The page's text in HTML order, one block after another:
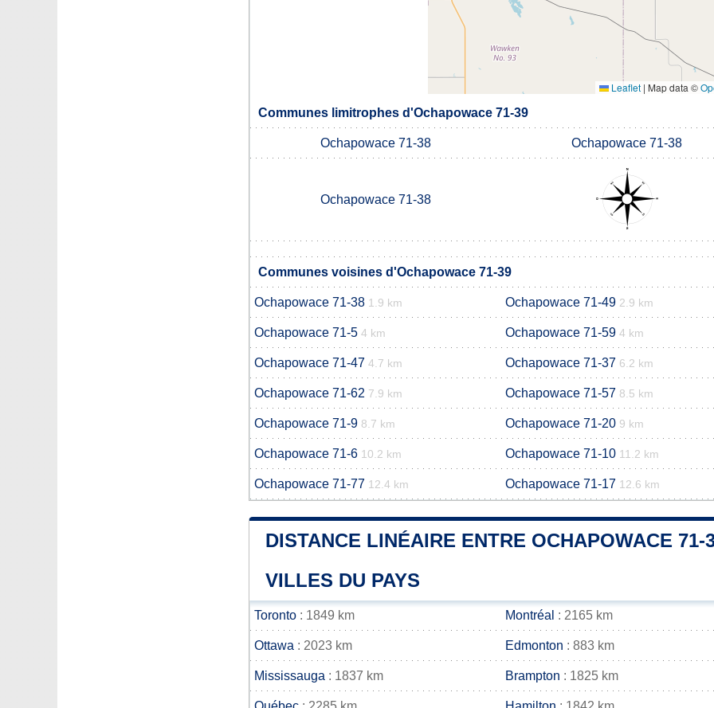
Leaflet | Map data ©
Communes limitrophes d'Ochapowace 71-39
Ochapowace 71-38 Ochapowace 71-38
Ochapowace 71-38
Communes voisines d'Ochapowace 71-39
Ochapowace 71-38 1.9 km Ochapowace 71-49 2.9 km
Ochapowace 71-5 4 km Ochapowace 71-59 4 km
Ochapowace 71-47 4.7 km Ochapowace 71-37 6.2 km
Ochapowace 71-62 7.9 km Ochapowace 71-57 8.5 km
Ochapowace 71-9 8.7 km Ochapowace 71-20 9 km
Ochapowace 71-6 10.2 km Ochapowace 71-10 11.2 km
Ochapowace 71-77 12.4 km Ochapowace 71-17 12.6 km
DISTANCE LINÉAIRE ENTRE OCHAPOWACE
VILLES DU PAYS
Toronto : 1849 km Montréal : 2165 km
Ottawa : 2023 km Edmonton : 883 km
Mississauga : 1837 km Brampton : 1825 km